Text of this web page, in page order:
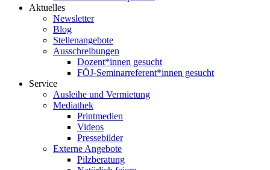
Aktuelles
Newsletter
Blog
Stellenangebote
Ausschreibungen
Dozent*innen gesucht
FÖJ-Seminarreferent*innen gesucht
Service
Ausleihe und Vermietung
Mediathek
Printmedien
Videos
Pressebilder
Externe Angebote
Pilzberatung